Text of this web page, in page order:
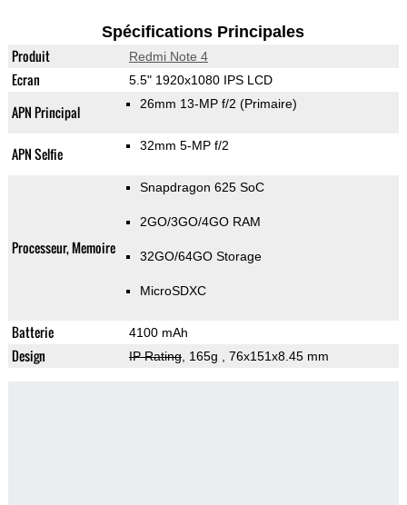
Spécifications Principales
Produit Redmi Note 4
Ecran 5.5" 1920x1080 IPS LCD
APN Principal 26mm 13-MP f/2 (Primaire)
APN Selfie 32mm 5-MP f/2
Processeur, Memoire
Snapdragon 625 SoC
2GO/3GO/4GO RAM
32GO/64GO Storage
MicroSDXC
Batterie 4100 mAh
Design IP Rating, 165g , 76x151x8.45 mm